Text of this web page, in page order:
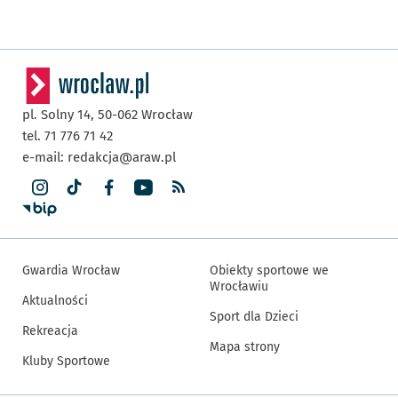
pl. Solny 14, 50-062 Wrocław
tel. 71 776 71 42
e-mail: redakcja@araw.pl
Gwardia Wrocław
Aktualności
Rekreacja
Kluby Sportowe
Obiekty sportowe we
Wrocławiu
Sport dla Dzieci
Mapa strony